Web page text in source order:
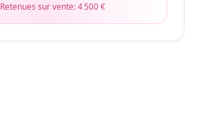
Retenues sur vente:4 500 €